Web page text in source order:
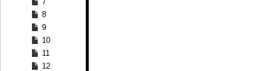
8
9
10
11
12